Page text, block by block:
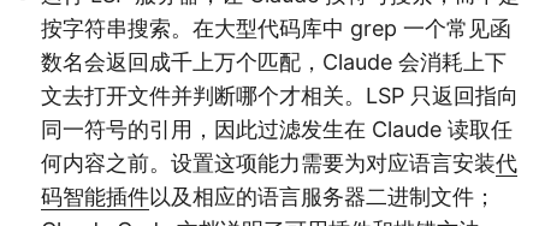
按字符串搜索。在大型代码库中 grep 一个常见函
数名会返回成千上万个匹配，Claude 会消耗上下
文去打开文件并判断哪个才相关。LSP 只返回指向
同一符号的引用，因此过滤发生在 Claude 读取任
何内容之前。设置这项能力需要为对应语言安装代
码智能插件以及相应的语言服务器二进制文件；